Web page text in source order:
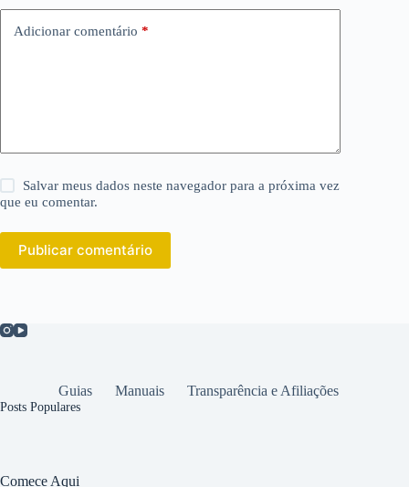
Adicionar comentário *
Salvar meus dados neste navegador para a próxima vez
que eu comentar.
Publicar comentário
Guias Manuais Transparência e Afiliações
Posts Populares
Comece Aqui